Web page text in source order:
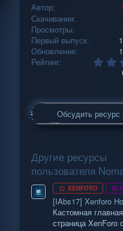
Автор
Скачивания
Просмотры
Первый выпуск
Обновление
Рейтинг
Обсудить ресурс
Другие ресурсы
пользователя
XENFORO
[IAbs17] Xenforo
Кастомная главная
страница XenForo с